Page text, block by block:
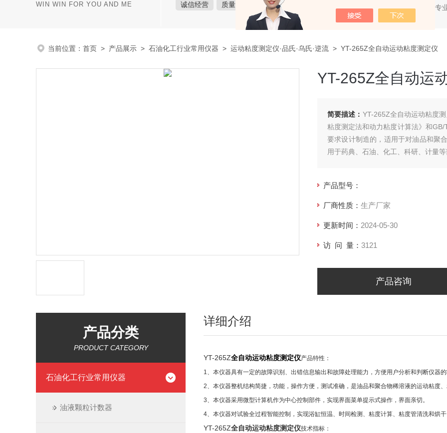
WIN WIN FOR YOU AND ME 诚信经营 质量保障 价格实惠 热门关键词：石油产品专
当前位置： 首页 > 产品展示 > 石油化工行业常用仪器 > 运动粘度测定仪·品氏·乌氏·逆流 > YT-265Z全自动运动粘度测定仪
YT-265Z全自动运
简要描述： YT-265Z全自动运动粘度
粘度测定法和动力粘度计算法》和
要求设计制造的，适用于对油品和聚
用于药典、石油、化工、科研、计量
产品型号：
厂商性质： 生产厂家
更新时间： 2024-05-30
访 问 量： 3121
产品咨询
产品分类
PRODUCT CATEGORY
石油化工行业常用仪器
油液颗粒计数器
详细介绍
YT-265Z全自动运动粘度测定仪产品特性：
1、本仪器具有一定的故障识别、出错信息输出和故障处理能力，方便用户分析和判断仪器
2、本仪器整机结构简捷，功能，操作方便，测试准确，是油品和聚合物稀溶液的运动粘度
3、本仪器采用微型计算机作为中心控制部件，实现界面菜单提示式操作，界面亲切。
4、本仪器对试验全过程智能控制，实现浴缸恒温、时间检测、粘度计算、粘度管清洗和烘
YT-265Z全自动运动粘度测定仪技术指标：